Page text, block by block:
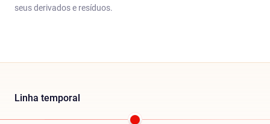
seus derivados e resíduos.
Linha temporal